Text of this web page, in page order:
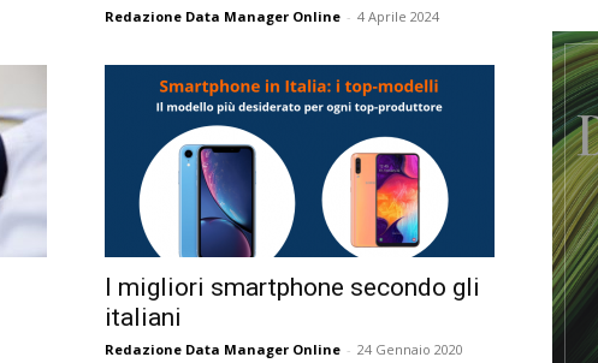
Redazione Data Manager Online - 4 Aprile 2024
I migliori smartphone secondo gli
italiani
Redazione Data Manager Online - 24 Gennaio 2020